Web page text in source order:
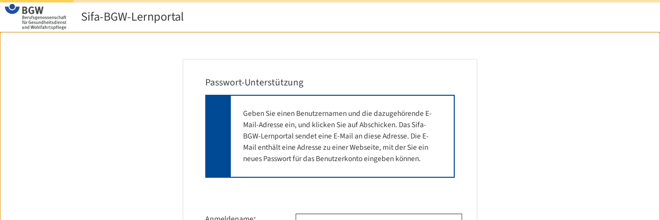
Sifa-BGW-Lernportal
Passwort-Unterstützung
Geben Sie einen Benutzernamen und die dazugehörende E-
Mail-Adresse ein, und klicken Sie auf Abschicken. Das Sifa-
BGW-Lernportal sendet eine E-Mail an diese Adresse. Die E-
Mail enthält eine Adresse zu einer Webseite, mit der Sie ein
neues Passwort für das Benutzerkonto eingeben können.